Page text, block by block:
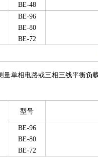
BE-48
BE-96
BE-80
BE-72
单相电路或三相三线平衡
型号
BE-96
BE-80
BE-72